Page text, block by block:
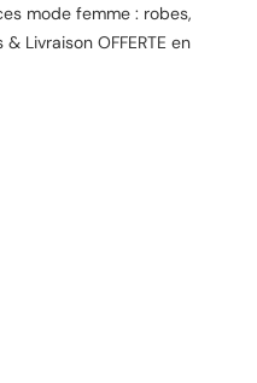
mode femme : robes,
Livraison OFFERTE en